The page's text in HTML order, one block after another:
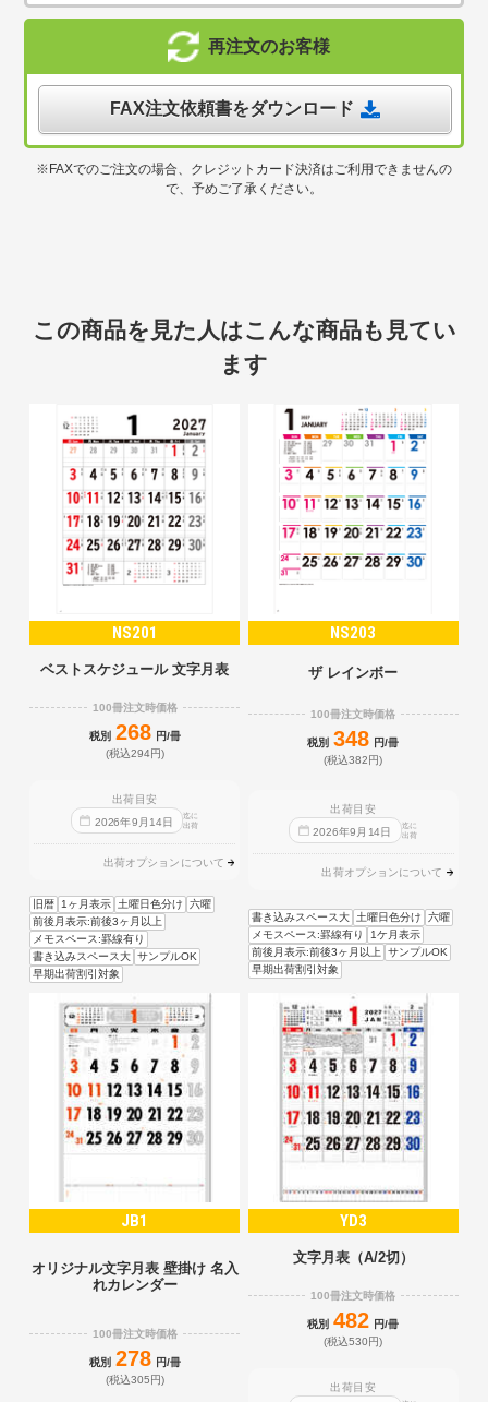
再注文のお客様
FAX注文依頼書をダウンロード
※FAXでのご注文の場合、クレジットカード決済はご利用できませんの
で、予めご了承ください。
この商品を見た人はこんな商品も見てい
ます
NS201
ベストスケジュール 文字月表
100冊注文時価格
税別 268 円/冊
(税込294円)
出荷目安
2026年9 月 14日
迄に
出荷
出荷オプションについて
旧暦 1ヶ月表示 土曜日色分け
六曜
前後月表示:前後3ヶ月以上
メモスペース:罫線有り
書き込みスペース大 サンプルOK
早期出荷割引対象
NS203
ザ レインボー
100冊注文時価格
税別 348 円/冊
(税込382円)
出荷目安
2026年9 月 14日
迄に
出荷
出荷オプションについて
書き込みスペース大 土曜日色分け
六曜
メモスペース:罫線有り
1ケ月表示
前後月表示:前後3ヶ月以上 サンプルOK
早期出荷割引対象
JB1
オリジナル文字月表 壁掛け 名入
れカレンダー
100冊注文時価格
税別 278 円/冊
(税込305円)
YD3
文字月表（A/2切）
100冊注文時価格
税別 482 円/冊
(税込530円)
出荷目安